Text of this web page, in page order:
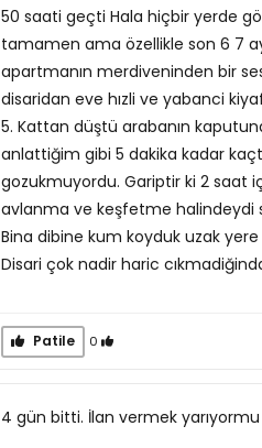
50 saati geçti Hala hiçbir yerde
tamamen ama özellikle son 6 7
apartmanın merdiveninden bir
disaridan eve hızli ve yabanci
5. Kattan düştü arabanın
anlattiğim gibi 5 dakika kadar
gozukmuyordu. Gariptir ki 2 saat
avlanma ve keşfetme halindeydi
Bina dibine kum koyduk uzak
Disari çok nadir haric
Patile 0
4 gün bitti. İlan vermek